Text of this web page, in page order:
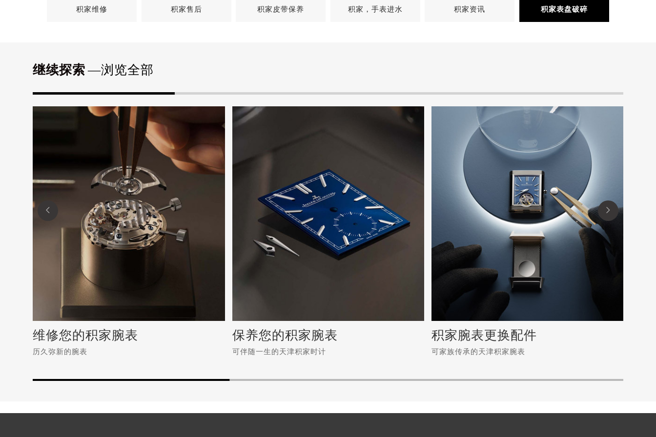
积家维修 积家售后 积家皮带保养 积家，手表进水 积家资讯 积家表盘破碎
继续探索 —浏览全部
维修您的积家腕表
历久弥新的腕表
保养您的积家腕表
可伴随一生的天津积家时计
更换您的积家腕表配件
积家腕表更换配件
可家族传承的天津积家腕表

